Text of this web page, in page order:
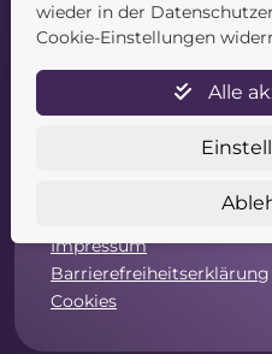
Service
Impressum
Barrierefreiheitserklärung
Cookies
wieder in der
Cookie-Einstellungen
Alle